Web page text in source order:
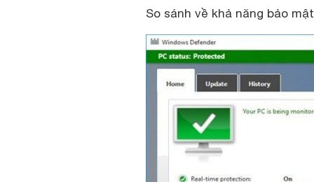
So sánh về khả năng bảo mật